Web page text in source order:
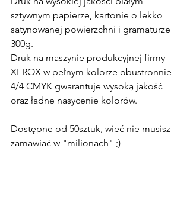
sztywnym papierze, kartonie o lekko
satynowanej powierzchni i gramaturze
300g.
Druk na maszynie produkcyjnej firmy
XEROX w pełnym kolorze obustronnie
4/4 CMYK gwarantuje wysoką jakość
oraz ładne nasycenie kolorów.
Dostępne od 50sztuk, wieć nie musisz
zamawiać w "milionach" ;)